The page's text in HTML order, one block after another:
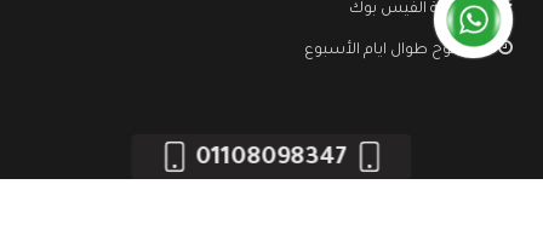
صفحة الفيس بوك
مفتوح طوال ايام الأسبوع
01108098347